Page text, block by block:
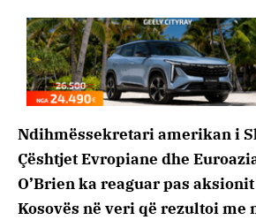
Ndihmëssekretari amerikan i
Çështjet Evropiane dhe
O’Brien ka reaguar pas
Kosovës në veri që rezultoi me